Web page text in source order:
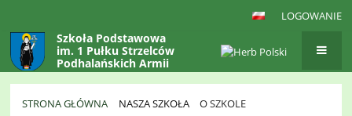
LOGOWANIE
Szkoła Podstawowa
im. 1 Pułku Strzelców
Podhalańskich Armii
Krajowej
w Gaboniu
STRONA GŁÓWNA NASZA SZKOŁA O SZKOLE